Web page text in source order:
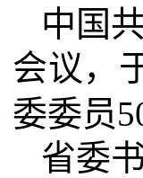
中国
会议，
委委员
省委